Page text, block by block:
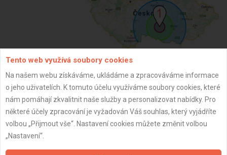
ZPĚT
Aktualizováno z portálu ARES dne 04.12.2025 03:00:03
Tento web využívá soubory cookies
Na našem webu získáváme, ukládáme a zpracováváme informace
o jeho uživatelích. K tomuto účelu využíváme soubory cookies, které
nám pomáhají zkvalitnit naše služby a personalizovat nabídky. Pro
některé účely zpracování je vyžadován Váš souhlas, který vyjádříte
volbou „Přijmout vše“. Nastavení cookies můžete změnit volbou
„Nastavení“.